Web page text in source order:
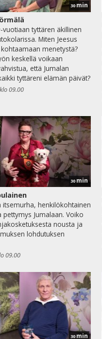
30min
vuotiaan tyttären äkillinen
Miten Jeesus
menetystä?
keskellä voikaan
että Jumalan
tyttäreni elämän päivät?
09.00
30 min
itsemurha, henkilökohtainen
pettymys Jumalaan. Voiko
nousta ja
lohdutuksen
09.00
30 min